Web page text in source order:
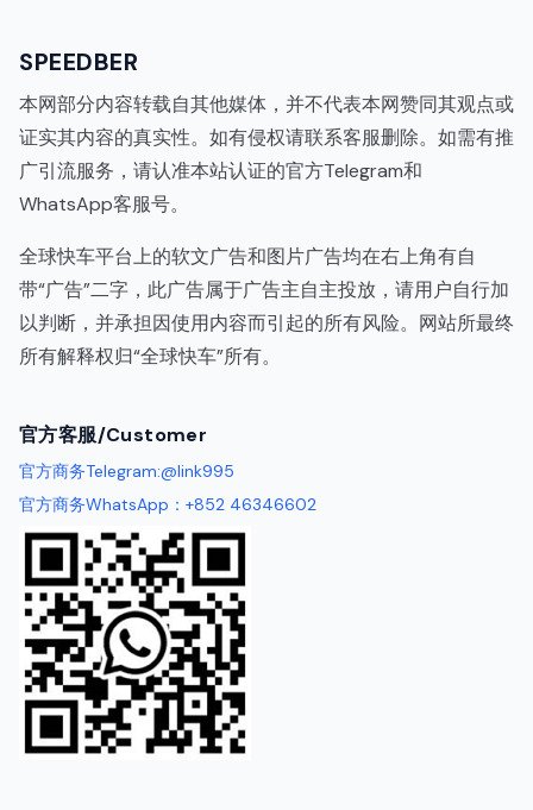
SPEEDBER
本网部分内容转载自其他媒体，并不代表本网赞同其观点或
证实其内容的真实性。如有侵权请联系客服删除。如需有推
广引流服务，请认准本站认证的官方Telegram和
WhatsApp客服号。
全球快车平台上的软文广告和图片广告均在右上角有自
带“广告”二字，此广告属于广告主自主投放，请用户自行加
以判断，并承担因使用内容而引起的所有风险。网站所最终
所有解释权归“全球快车”所有。
官方客服/Customer
官方商务Telegram:@link995
官方商务WhatsApp：+852 46346602